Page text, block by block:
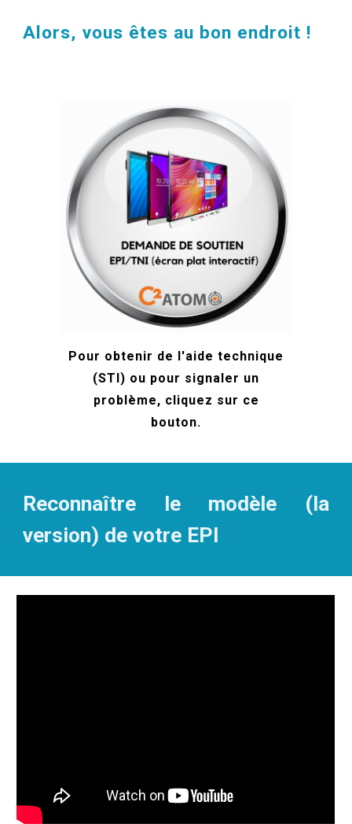
Alors, vous êtes au bon endroit !
Pour obtenir de l'aide technique
(STI) ou pour signaler un
problème, cliquez sur ce
bouton.
Reconnaître le modèle (la
version) de votre EPI